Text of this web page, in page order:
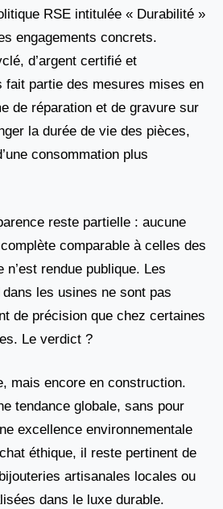
RSE intitulée « Durabilité »
engagements concrets.
d’argent certifié et
fait partie des mesures mises en
de réparation et de gravure sur
la durée de vie des pièces,
consommation plus
reste partielle : aucune
comparable à celles des
rendue publique. Les
les usines ne sont pas
de précision que chez certaines
Le verdict ?
mais encore en construction.
tendance globale, sans pour
excellence environnementale
éthique, il reste pertinent de
artisanales locales ou
dans le luxe durable.